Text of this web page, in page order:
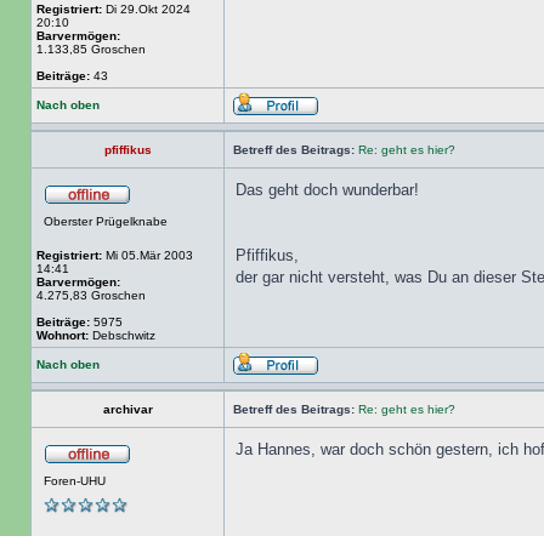
Registriert: Di 29.Okt 2024
20:10
Barvermögen:
1.133,85 Groschen
Beiträge: 43
Nach oben
pfiffikus Betreff des Beitrags: Re: geht es hier?
Oberster Prügelknabe
Registriert: Mi 05.Mär 2003
14:41
Barvermögen:
4.275,83 Groschen
Beiträge: 5975
Wohnort: Debschwitz
Das geht doch wunderbar!
Pfiffikus,
der gar nicht versteht, was Du an dieser
Nach oben
archivar Betreff des Beitrags: Re: geht es hier?
Foren-UHU
Ja Hannes, war doch schön gestern, ich